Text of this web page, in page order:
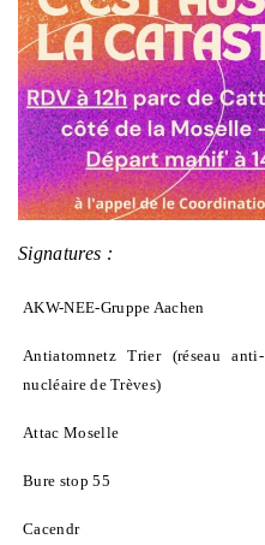
Signatures :
AKW-NEE-Gruppe Aachen
Antiatomnetz Trier (réseau anti-
nucléaire de Trèves)
Attac Moselle
Bure stop 55
Cacendr